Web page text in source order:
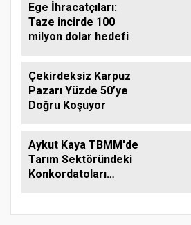
Ege İhracatçıları:
Taze incirde 100
milyon dolar hedefi
Çekirdeksiz Karpuz
Pazarı Yüzde 50’ye
Doğru Koşuyor
Aykut Kaya TBMM'de
Tarım Sektöründeki
Konkordatoları